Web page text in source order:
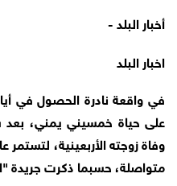
أخبار البلد -
اخبار البلد
في واقعة نادرة الحصول في
على حياة خمسيني يمني،
وفاة زوجته الأربعينية،
متواصلة، حسبما ذكرت جريدة